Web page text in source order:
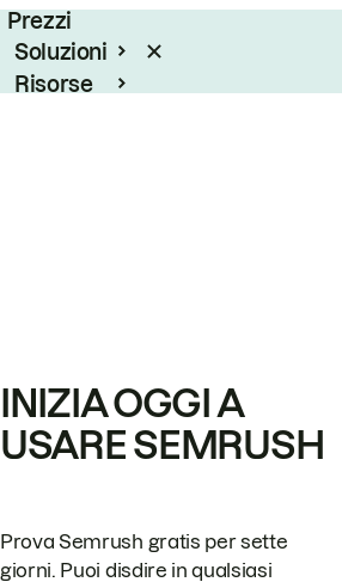
Prezzi
Soluzioni
Risorse
INIZIA OGGI A
USARE SEMRUSH
Prova Semrush gratis per sette
giorni. Puoi disdire in qualsiasi